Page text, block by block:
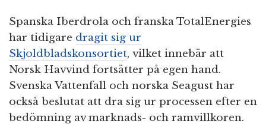
Spanska Iberdrola och franska TotalEnergies
har tidigare dragit sig ur
Skjoldbladskonsortiet, vilket innebär att
Norsk Havvind fortsätter på egen hand.
Svenska Vattenfall och norska Seagust har
också beslutat att dra sig ur processen efter en
bedömning av marknads- och ramvillkoren.